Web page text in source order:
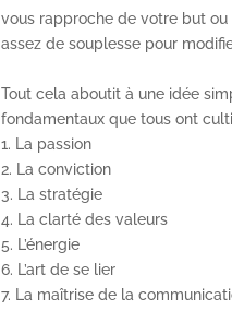
vous rapproche de votre but ou
assez de souplesse pour
Tout cela aboutit à une idée
fondamentaux que tous ont
1. La passion
2. La conviction
3. La stratégie
4. La clarté des valeurs
5. L’énergie
6. L’art de se lier
7. La maîtrise de la